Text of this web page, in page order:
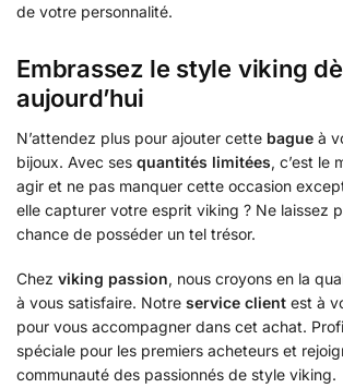
de votre personnalité.
Embrassez le style viking
aujourd’hui
N’attendez plus pour ajouter cette bague à
bijoux. Avec ses quantités limitées, c’est le
agir et ne pas manquer cette occasion
elle capturer votre esprit viking ? Ne laissez
chance de posséder un tel trésor.
Chez viking passion, nous croyons en la
à vous satisfaire. Notre service client est à
pour vous accompagner dans cet achat.
spéciale pour les premiers acheteurs et
communauté des passionnés de style viking.